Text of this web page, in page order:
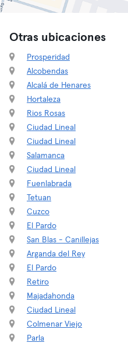
Otras ubicaciones
Prosperidad
Alcobendas
Alcalá de Henares
Hortaleza
Rios Rosas
Ciudad Lineal
Ciudad Lineal
Salamanca
Ciudad Lineal
Fuenlabrada
Tetuan
Cuzco
El Pardo
San Blas - Canillejas
Arganda del Rey
El Pardo
Retiro
Majadahonda
Ciudad Lineal
Colmenar Viejo
Parla